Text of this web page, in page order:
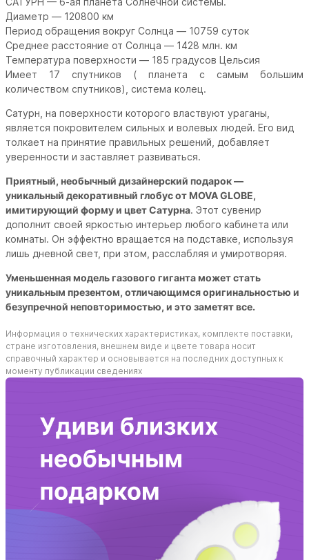
Диаметр — 120800 км
Период обращения вокруг Солнца — 10759 суток
Среднее расстояние от Солнца — 1428 млн. км
Температура поверхности — 185 градусов Цельсия
Имеет 17 спутников ( планета с самым большим
количеством спутников), система колец.
Сатурн, на поверхности которого властвуют ураганы,
является покровителем сильных и волевых людей. Его вид
толкает на принятие правильных решений, добавляет
уверенности и заставляет развиваться.
Приятный, необычный дизайнерский подарок —
уникальный декоративный глобус от MOVA GLOBE,
имитирующий форму и цвет Сатурна. Этот сувенир
дополнит своей яркостью интерьер любого кабинета или
комнаты. Он эффектно вращается на подставке, используя
лишь дневной свет, при этом, расслабляя и умиротворяя.
Уменьшенная модель газового гиганта может стать
уникальным презентом, отличающимся оригинальностью и
безупречной неповторимостью, и это заметят все.
Информация о технических характеристиках, комплекте поставки,
стране изготовления, внешнем виде и цвете товара носит
справочный характер и основывается на последних доступных к
моменту публикации сведениях